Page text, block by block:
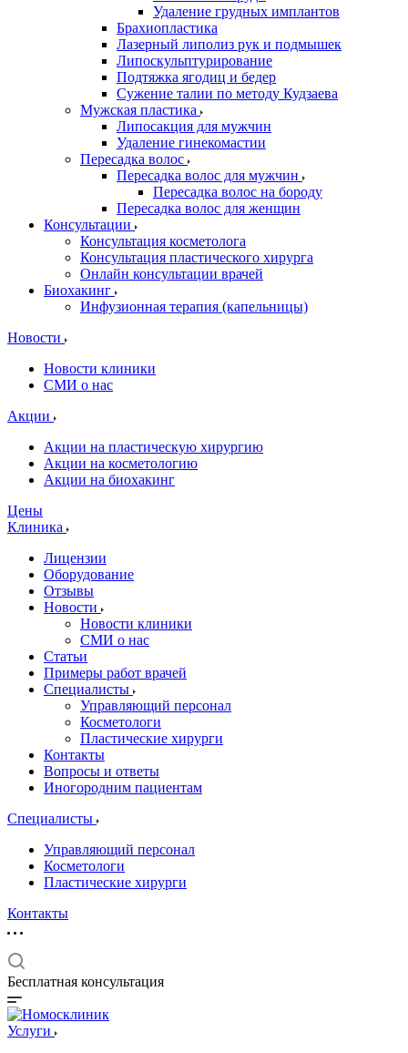
Удаление грудных имплантов
Брахиопластика
Лазерный липолиз рук и подмышек
Липоскульптурирование
Подтяжка ягодиц и бедер
Сужение талии по методу Кудзаева
Мужская пластика
Липосакция для мужчин
Удаление гинекомастии
Пересадка волос
Пересадка волос для мужчин
Пересадка волос на бороду
Пересадка волос для женщин
Консультации
Консультация косметолога
Консультация пластического хирурга
Онлайн консультации врачей
Биохакинг
Инфузионная терапия (капельницы)
Новости
Новости клиники
СМИ о нас
Акции
Акции на пластическую хирургию
Акции на косметологию
Акции на биохакинг
Цены
Клиника
Лицензии
Оборудование
Отзывы
Новости
Новости клиники
СМИ о нас
Статьи
Примеры работ врачей
Специалисты
Управляющий персонал
Косметологи
Пластические хирурги
Контакты
Вопросы и ответы
Иногородним пациентам
Специалисты
Управляющий персонал
Косметологи
Пластические хирурги
Контакты
Бесплатная консультация
Услуги